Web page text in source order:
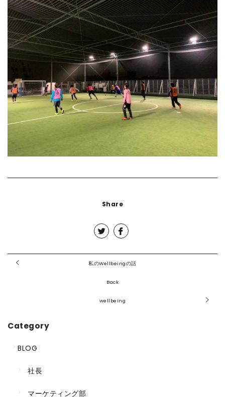
Share
私のWellbeingの話
Back
wellbeing
Category
BLOG
社長
マーケティング部